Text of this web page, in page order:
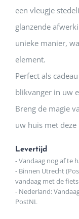
een vleugje
glanzende
unieke manier,
element.
Perfect als
blikvanger in uw
Breng de magie
uw huis met deze
Levertijd
- Vandaag nog af te
- Binnen Utrecht
vandaag met de
- Nederland:
PostNL